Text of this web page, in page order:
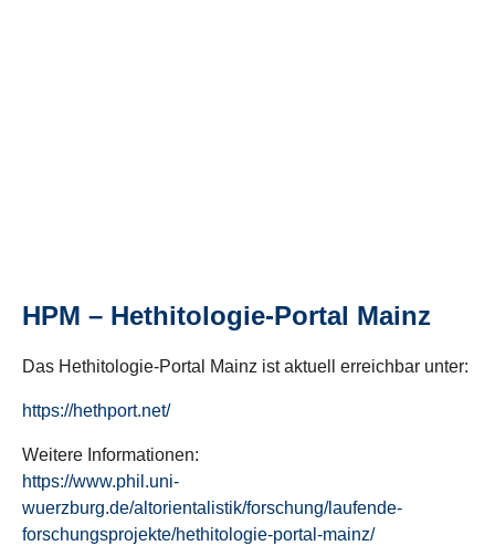
HPM – Hethitologie-Portal Mainz
Das Hethitologie-Portal Mainz ist aktuell erreichbar unter:
https://hethport.net/
Weitere Informationen:
https://www.phil.uni-
wuerzburg.de/altorientalistik/forschung/laufende-
forschungsprojekte/hethitologie-portal-mainz/